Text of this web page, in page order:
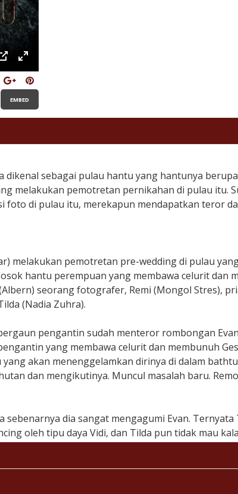
PIP Enter
fullscreen
EMBED
sebagai pulau hantu yang hantunya
melakukan pemotretan pernikahan di pulau itu.
foto di pulau itu, merekapun mendapatkan teror
melakukan pemotretan pre-wedding di pulau
hantu perempuan yang membawa celurit dan
seorang fotografer, Remi (Mongol Stres),
(Nadia Zuhra).
pengantin sudah menteror rombongan Evan
yang membawa celurit dan membunuh
akan menenggelamkan dirinya di dalam
dan mengikutinya. Muncul masalah baru.
dia sangat mengagumi Evan. Ternyata
oleh tipu daya Vidi, dan Tilda pun tidak mau